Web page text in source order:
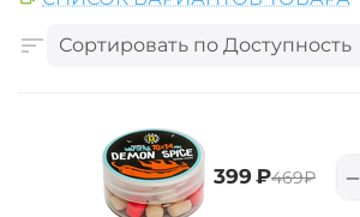
Сортировать по Доступность
‍399‍ ₽‍469‍₽ −